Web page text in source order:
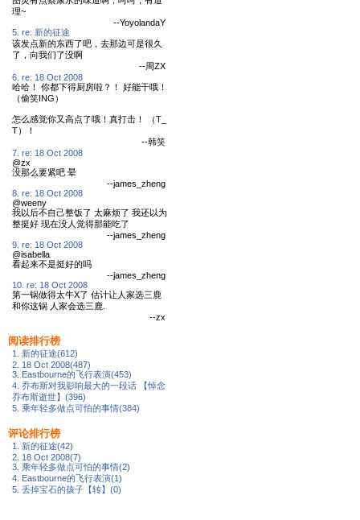
理~
--YoyolandaY
5. re: 新的征途
该发点新的东西了吧，去那边可是很久
了，向我们了没啊
--周ZX
6. re: 18 Oct 2008
哈哈！ 你都下得厨房啦？！ 好能干哦！
（偷笑ING）
怎么感觉你又高点了哦！真打击！ （T_
T）！
--韩笑
7. re: 18 Oct 2008
@zx
没那么要紧吧 晕
--james_zheng
8. re: 18 Oct 2008
@weeny
我以后不自己整饭了 太麻烦了 我还以为
整挺好 现在没人觉得那能吃了
--james_zheng
9. re: 18 Oct 2008
@isabella
看起来不是挺好的吗
--james_zheng
10. re: 18 Oct 2008
第一锅做得太牛X了 估计让人家选三鹿
和你这锅 人家会选三鹿.
--zx
阅读排行榜
1. 新的征途(612)
2. 18 Oct 2008(487)
3. Eastbourne的飞行表演(453)
4. 乔布斯对我影响最大的一段话 【悼念
乔布斯逝世】(396)
5. 乘年轻多做点可怕的事情(384)
评论排行榜
1. 新的征途(42)
2. 18 Oct 2008(7)
3. 乘年轻多做点可怕的事情(2)
4. Eastbourne的飞行表演(1)
5. 丢掉宝石的孩子【转】(0)